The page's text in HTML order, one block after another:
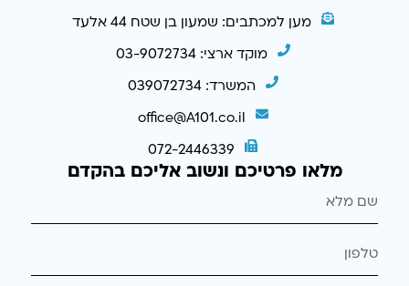
מען למכתבים: שמעון בן שטח 44 אלעד
מוקד ארצי: 03-9072734
המשרד: 039072734
office@A101.co.il
072-2446339
מלאו פרטיכם ונשוב אליכם בהקדם